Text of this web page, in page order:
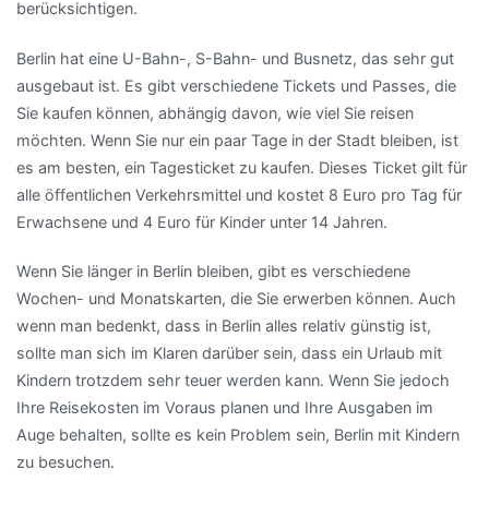
berücksichtigen.
Berlin hat eine U-Bahn-, S-Bahn- und Busnetz, das sehr gut
ausgebaut ist. Es gibt verschiedene Tickets und Passes, die
Sie kaufen können, abhängig davon, wie viel Sie reisen
möchten. Wenn Sie nur ein paar Tage in der Stadt bleiben, ist
es am besten, ein Tagesticket zu kaufen. Dieses Ticket gilt für
alle öffentlichen Verkehrsmittel und kostet 8 Euro pro Tag für
Erwachsene und 4 Euro für Kinder unter 14 Jahren.
Wenn Sie länger in Berlin bleiben, gibt es verschiedene
Wochen- und Monatskarten, die Sie erwerben können. Auch
wenn man bedenkt, dass in Berlin alles relativ günstig ist,
sollte man sich im Klaren darüber sein, dass ein Urlaub mit
Kindern trotzdem sehr teuer werden kann. Wenn Sie jedoch
Ihre Reisekosten im Voraus planen und Ihre Ausgaben im
Auge behalten, sollte es kein Problem sein, Berlin mit Kindern
zu besuchen.